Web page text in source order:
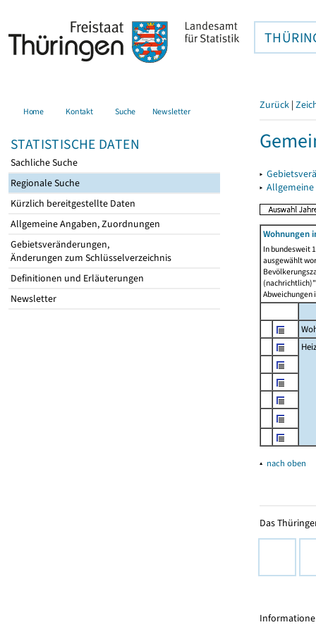
Home Kontakt Suche Newsletter
STATISTISCHE DATEN
Sachliche Suche
Regionale Suche
Kürzlich bereitgestellte Daten
Allgemeine Angaben, Zuordnungen
Gebietsveränderungen,
Änderungen zum Schlüsselverzeichnis
Definitionen und Erläuterungen
Newsletter
Zurück |
▸
▸
Wohnungen
In bundesweit
ausgewählt
Abweichungen
▴ nach oben
Das